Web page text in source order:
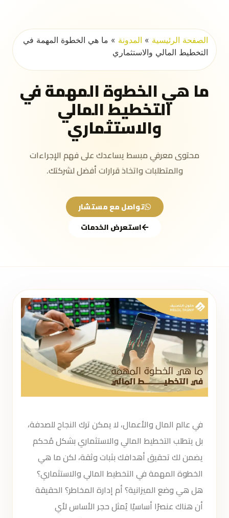
الصفحة الرئيسية » المدونة » ما هي الخطوة المهمة في
التخطيط المالي والاستثماري
ما هي الخطوة المهمة في
التخطيط المالي
والاستثماري
محتوى معرفي مبسط يساعدك على فهم الإجراءات
والمتطلبات واتخاذ قرارات أفضل لشركتك.
تواصل مع مستشار
استعرض الخدمات
في عالم المال والأعمال، لا يمكن ترك النجاح للصدفة،
بل يتطلب التخطيط المالي والاستثماري بشكل مُحكم
يضمن لك تحقيق أهدافك بثبات وثقة، لكن ما هي
الخطوة المهمة في التخطيط المالي والاستثماري؟
هل هي وضع الميزانية؟ أم إدارة المخاطر؟ الحقيقة
أن هناك عنصرًا أساسيًا يُمثل حجر الأساس لأي